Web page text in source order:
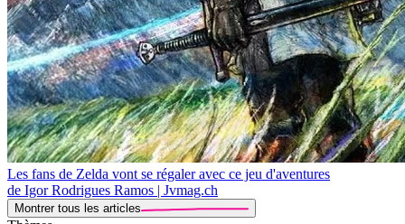
Les fans de Zelda vont se régaler avec ce jeu d'aventures
de Igor Rodrigues Ramos | Jvmag.ch
Montrer tous les articles